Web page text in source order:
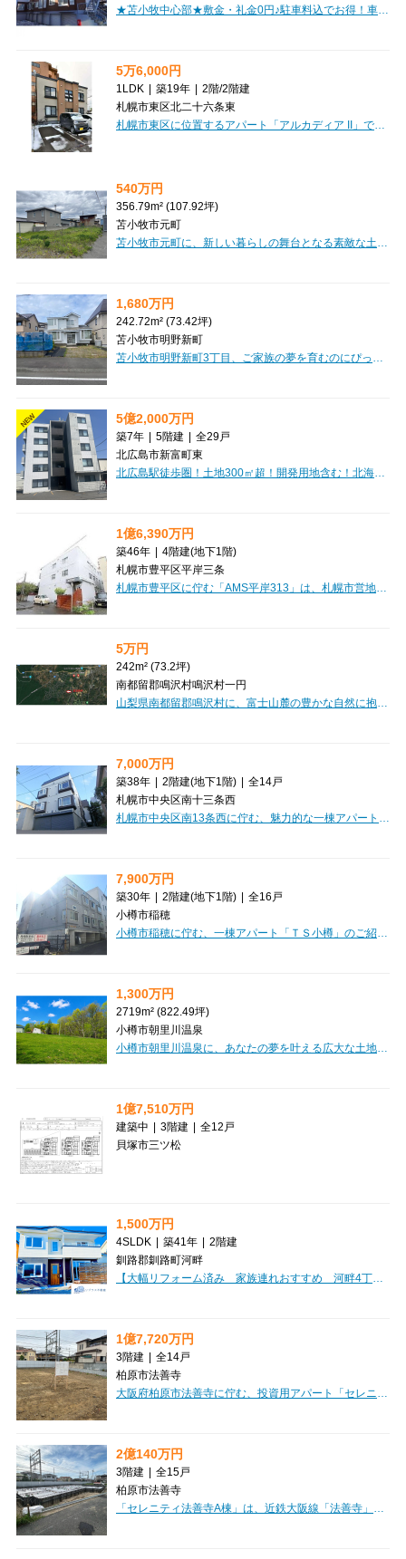
5万6,000円
1LDK | 築19年 | 2階/2階建
札幌市東区北二十六条東
540万円
356.79m² (107.92坪)
苫小牧市元町
1,680万円
242.72m² (73.42坪)
苫小牧市明野新町
NEW 5億2,000万円
築7年 | 5階建 | 全29戸
北広島市新富町東
1億6,390万円
築46年 | 4階建(地下1階)
札幌市豊平区平岸三条
5万円
242m² (73.2坪)
南都留郡鳴沢村鳴沢村一円
7,000万円
築38年 | 2階建(地下1階) | 全14戸
札幌市中央区南十三条西
7,900万円
築30年 | 2階建(地下1階) | 全16戸
小樽市稲穂
1,300万円
2719m² (822.49坪)
小樽市朝里川温泉
1億7,510万円
建築中 | 3階建 | 全12戸
貝塚市三ツ松
1,500万円
4SLDK | 築41年 | 2階建
釧路郡釧路町河畔
1億7,720万円
3階建 | 全14戸
柏原市法善寺
2億140万円
3階建 | 全15戸
柏原市法善寺